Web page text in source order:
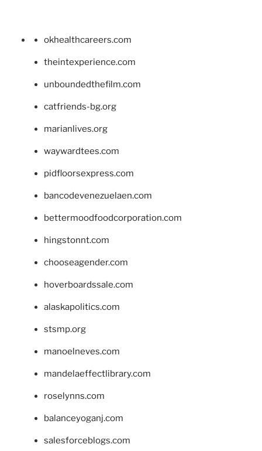
okhealthcareers.com
theintexperience.com
unboundedthefilm.com
catfriends-bg.org
marianlives.org
waywardtees.com
pidfloorsexpress.com
bancodevenezuelaen.com
bettermoodfoodcorporation.com
hingstonnt.com
chooseagender.com
hoverboardssale.com
alaskapolitics.com
stsmp.org
manoelneves.com
mandelaeffectlibrary.com
roselynns.com
balanceyoganj.com
salesforceblogs.com